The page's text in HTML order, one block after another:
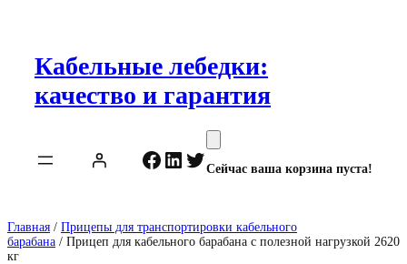
Кабельные лебедки:
качество и гарантия
Facebook
LinkedIn
Twitter
Сейчас ваша корзина пуста!
Главная / Прицепы для транспортировки кабельного
барабана / Прицеп для кабельного барабана с полезной нагрузкой 2620
кг